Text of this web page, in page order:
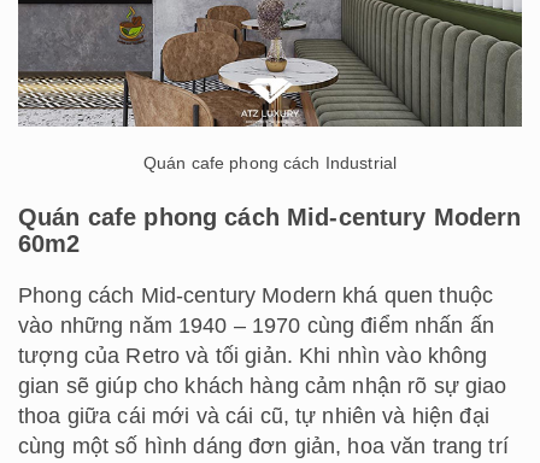
Quán cafe phong cách Industrial
Quán cafe phong cách Mid-century Modern
60m2
Phong cách Mid-century Modern khá quen thuộc
vào những năm 1940 – 1970 cùng điểm nhấn ấn
tượng của Retro và tối giản. Khi nhìn vào không
gian sẽ giúp cho khách hàng cảm nhận rõ sự giao
thoa giữa cái mới và cái cũ, tự nhiên và hiện đại
cùng một số hình dáng đơn giản, hoa văn trang trí